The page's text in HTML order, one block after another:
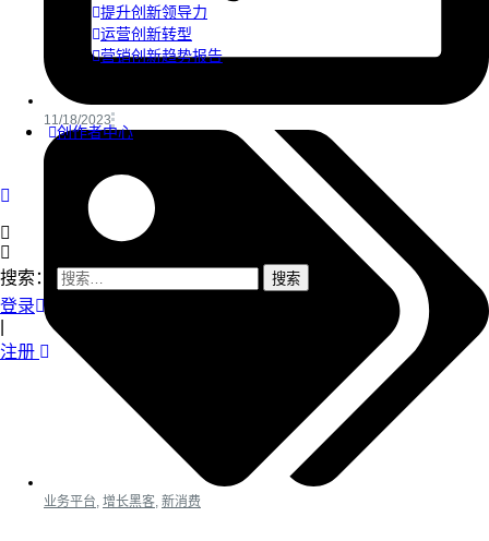
提升创新领导力
运营创新转型
营销创新趋势报告
创作者中心
搜索：
登录
注册
11/18/2023
业务平台 增长黑客 新消费